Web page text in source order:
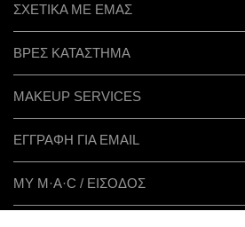
ΣΧΕΤΙΚΑ ΜΕ ΕΜΑΣ
ΒΡΕΣ ΚΑΤΑΣΤΗΜΑ
MAKEUP SERVICES
ΕΓΓΡΑΦΗ ΓΙΑ EMAIL
ΜΥ M·A·C / ΕΙΣΟΔΟΣ